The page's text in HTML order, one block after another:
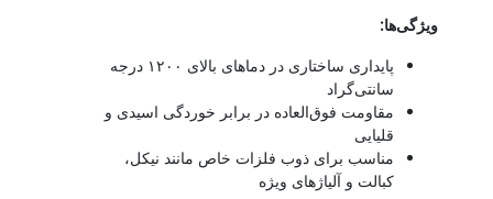
ویژگی‌ها:
پایداری ساختاری در دماهای بالای ۱۲۰۰ درجه
سانتی‌گراد
مقاومت فوق‌العاده در برابر خوردگی اسیدی و
قلیایی
مناسب برای ذوب فلزات خاص مانند نیکل،
کبالت و آلیاژهای ویژه